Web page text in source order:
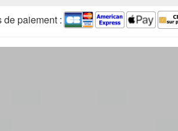
de paiement :